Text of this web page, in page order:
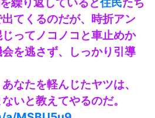
てくるのだが、時折アン
ってノコノコと車止めか
を逃さず、しっかり引導
なたを軽んじたヤツは、
いと教えてやるのだ。